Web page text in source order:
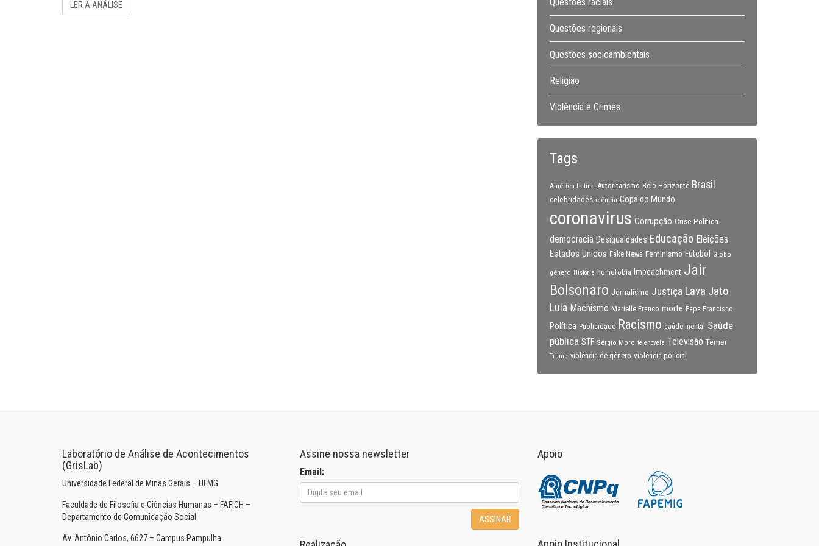
LER A ANÁLISE
Questões regionais
Questões socioambientais
Religião
Violência e Crimes
Tags
América Latina Autoritarismo Belo Horizonte Brasil
celebridades ciência Copa do Mundo
coronavirus Corrupção Crise Política
democracia Desigualdades Educação Eleições
Estados Unidos Fake News Feminismo Futebol Globo
gênero História homofobia Impeachment Jair
Bolsonaro Jornalismo Justiça Lava Jato
Lula Machismo Marielle Franco morte Papa Francisco
Política Publicidade Racismo saúde mental
Saúde
pública STF Sérgio Moro telenovela Televisão Temer
Trump violência de gênero violência policial
Laboratório de Análise de Acontecimentos
(GrisLab)
Universidade Federal de Minas Gerais – UFMG
Faculdade de Filosofia e Ciências Humanas – FAFICH –
Departamento de Comunicação Social
Av. Antônio Carlos, 6627 – Campus Pampulha
Assine nossa newsletter
Email:
ASSINAR
Apoio